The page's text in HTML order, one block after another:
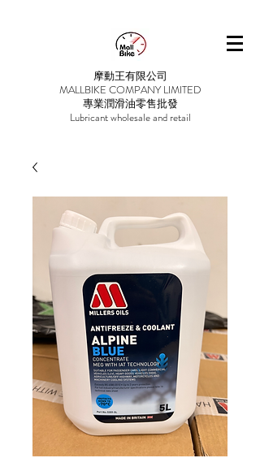
摩動王有限公司
MALLBIKE COMPANY LIMITED
專業潤滑油零售批發
Lubricant wholesale and retail